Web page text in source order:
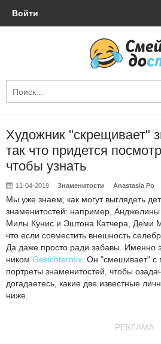
Войти
Художник "скрещивает"
так что придется
чтобы узнать
11-04-2019 Знаменитости Anastasia Po
Мы уже знаем, как могут выглядеть
знаменитостей: например,
Милы Кунис и Эштона Катчера, Деми
что если совместить внешность
Да даже просто ради забавы. Именно
ником Gesichtermix . Он "смешивает"
портреты знаменитостей, чтобы
догадаетесь, какие две известные
ниже.
РЕКЛАМА